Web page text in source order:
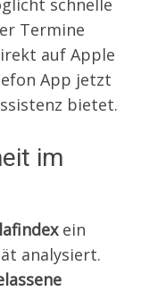
schnelle
Termine
auf Apple
App jetzt
bietet.
im
ein
analysiert.